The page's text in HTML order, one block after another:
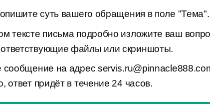
суть вашего обращения в поле "Тема".
тексте письма подробно изложите ваш
файлы или скриншоты.
сообщение на адрес
ответ придёт в течение 24 часов.